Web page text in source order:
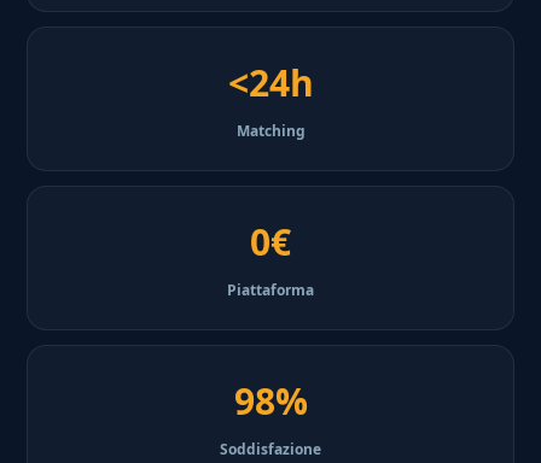
<24h
Matching
0€
Piattaforma
98%
Soddisfazione